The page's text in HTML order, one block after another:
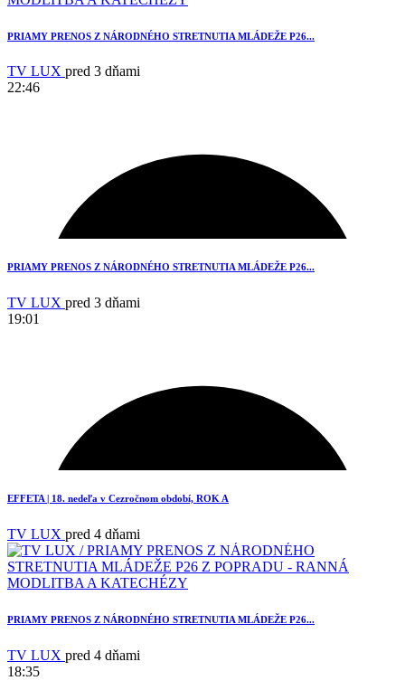
PRIAMY PRENOS Z NÁRODNÉHO STRETNUTIA MLÁDEŽE P26...
TV LUX pred 3 dňami
22:46
1
PRIAMY PRENOS Z NÁRODNÉHO STRETNUTIA MLÁDEŽE P26...
TV LUX pred 3 dňami
19:01
EFFETA | 18. nedeľa v Cezročnom období, ROK A
TV LUX pred 4 dňami
PRIAMY PRENOS Z NÁRODNÉHO STRETNUTIA MLÁDEŽE P26...
TV LUX pred 4 dňami
18:35